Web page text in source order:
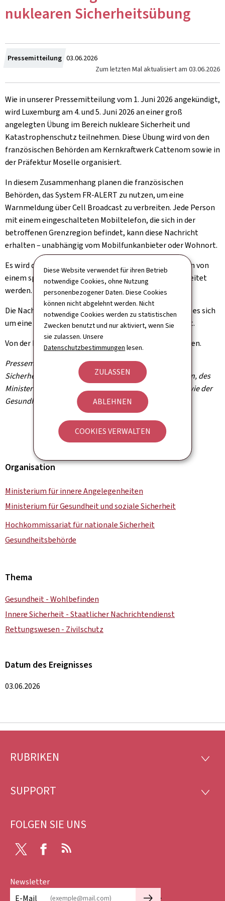
Diese Website verwendet für ihren Betrieb
notwendige Cookies, ohne Nutzung
personenbezogener Daten. Diese Cookies
können nicht abgelehnt werden. Nicht
notwendige Cookies werden zu statistischen
Zwecken benutzt und nur aktiviert, wenn Sie
sie zulassen. Unsere
Datenschutzbestimmungen lesen.
ZULASSEN
ABLEHNEN
COOKIES VERWALTEN
nuklearen Sicherheitsübung
Pressemitteilung Zum
03.06.2026
Zum letzten Mal aktualisiert am 03.06.2026
Wie in unserer Pressemitteilung vom 1. Juni 2026 angekündigt,
wird Luxemburg am 4. und 5. Juni 2026 an einer groß
angelegten Übung im Bereich nukleare Sicherheit und
Katastrophenschutz teilnehmen. Diese Übung wird von den
französischen Behörden am Kernkraftwerk Cattenom sowie in
der Präfektur Moselle organisiert.
In diesem Zusammenhang planen die französischen
Behörden, das System FR-ALERT zu nutzen, um eine
Warnmeldung überCell Broadcastzu verbreiten. Jede Person
mit einem eingeschalteten Mobiltelefon, die sich in der
betroffenen Grenzregion befindet, kann diese Nachricht
erhalten – unabhängig vom Mobilfunkanbieter oder Wohnort.
Es wird darauf hingewiesen, dass diese Warnmeldungen von
einem spezifischen und aufdringlichen Signalton begleitet
werden.
Die Nachricht wird ausdrücklich darauf hinweisen, dass es sich
um eine Übung handelt und kein realer Notfall vorliegt.
Von der Bevölkerung sind keine Maßnahmen zu ergreifen.
Pressemitteilung des Hochkommissariats für nationale
Sicherheit, des Ministeriums für innere Angelegenheiten, des
Ministeriums für Gesundheit und soziale Sicherheit sowie der
Gesundheitsbehörde
Organisation
Ministerium für innere Angelegenheiten
Ministerium für Gesundheit und soziale Sicherheit
Hochkommissariat für nationale Sicherheit
Gesundheitsbehörde
Thema
Gesundheit - Wohlbefinden
Innere Sicherheit - Staatlicher Nachrichtendienst
Rettungswesen - Zivilschutz
Datum des Ereignisses
03.06.2026
Footer
RUBRIKEN
SUPPORT
FOLGEN SIE UNS
Facebook
Newsletter
E-Mail
🡒